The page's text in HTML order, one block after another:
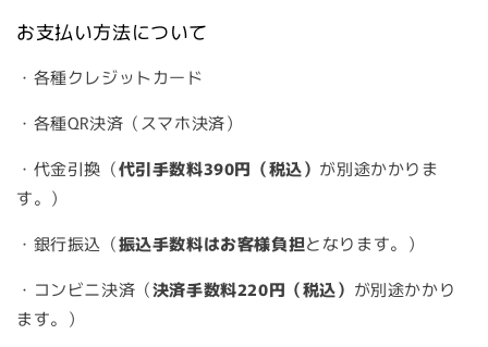
お支払い方法について
・各種クレジットカード
・各種QR決済（スマホ決済）
・代金引換（代引手数料390円（税込） が別途かかりま
す。）
・銀行振込（振込手数料はお客様負担となります。）
・コンビニ決済（決済手数料220円（税込） が別途かかり
ます。）